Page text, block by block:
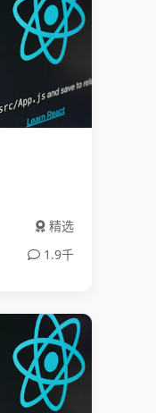
精选
1.9千